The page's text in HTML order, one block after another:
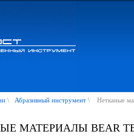
\ Абразивный инструмент \ Нетканые
МАТЕРИАЛЫ BEAR